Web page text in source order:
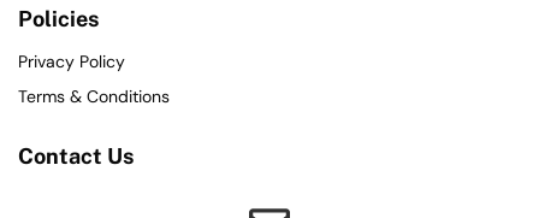
Policies
Privacy Policy
Terms & Conditions
Contact Us